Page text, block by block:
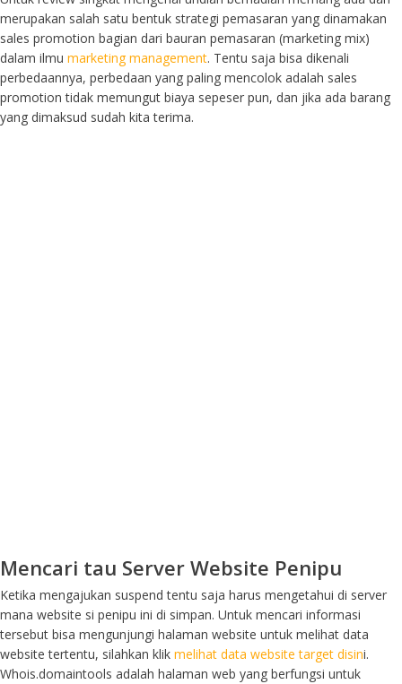
merupakan salah satu bentuk strategi pemasaran yang dinamakan
sales promotion bagian dari bauran pemasaran (marketing mix)
dalam ilmu marketing management. Tentu saja bisa dikenali
perbedaannya, perbedaan yang paling mencolok adalah sales
promotion tidak memungut biaya sepeser pun, dan jika ada barang
yang dimaksud sudah kita terima.
Mencari tau Server Website Penipu
Ketika mengajukan suspend tentu saja harus mengetahui di server
mana website si penipu ini di simpan. Untuk mencari informasi
tersebut bisa mengunjungi halaman website untuk melihat data
website tertentu, silahkan klik melihat data website target disini.
Whois.domaintools adalah halaman web yang berfungsi untuk